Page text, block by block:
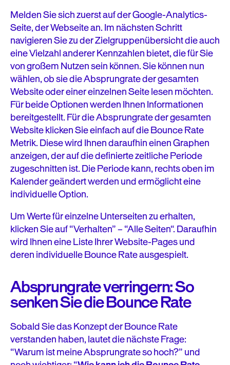
Melden Sie sich zuerst auf der Google-Analytics-
Seite, der Webseite an. Im nächsten Schritt
navigieren Sie zu der Zielgruppenübersicht die auch
eine Vielzahl anderer Kennzahlen bietet, die für Sie
von großem Nutzen sein können. Sie können nun
wählen, ob sie die Absprungrate der gesamten
Website oder einer einzelnen Seite lesen möchten.
Für beide Optionen werden Ihnen Informationen
bereitgestellt. Für die Absprungrate der gesamten
Website klicken Sie einfach auf die Bounce Rate
Metrik. Diese wird Ihnen daraufhin einen Graphen
anzeigen, der auf die definierte zeitliche Periode
zugeschnitten ist. Die Periode kann, rechts oben im
Kalender geändert werden und ermöglicht eine
individuelle Option.
Um Werte für einzelne Unterseiten zu erhalten,
klicken Sie auf “Verhalten” – “Alle Seiten“. Daraufhin
wird Ihnen eine Liste Ihrer Website-Pages und
deren individuelle Bounce Rate ausgespielt.
Absprungrate verringern: So
senken Sie die Bounce Rate
Sobald Sie das Konzept der Bounce Rate
verstanden haben, lautet die nächste Frage:
“Warum ist meine Absprungrate so hoch?” und